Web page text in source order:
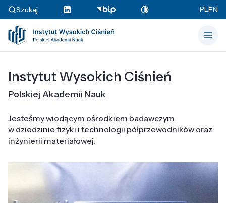
Szukaj PLEN
Instytut Wysokich Ciśnień
Polskiej Akademii Nauk
Jesteśmy wiodącym ośrodkiem badawczym
w dziedzinie fizyki i technologii półprzewodników oraz
inżynierii materiałowej.